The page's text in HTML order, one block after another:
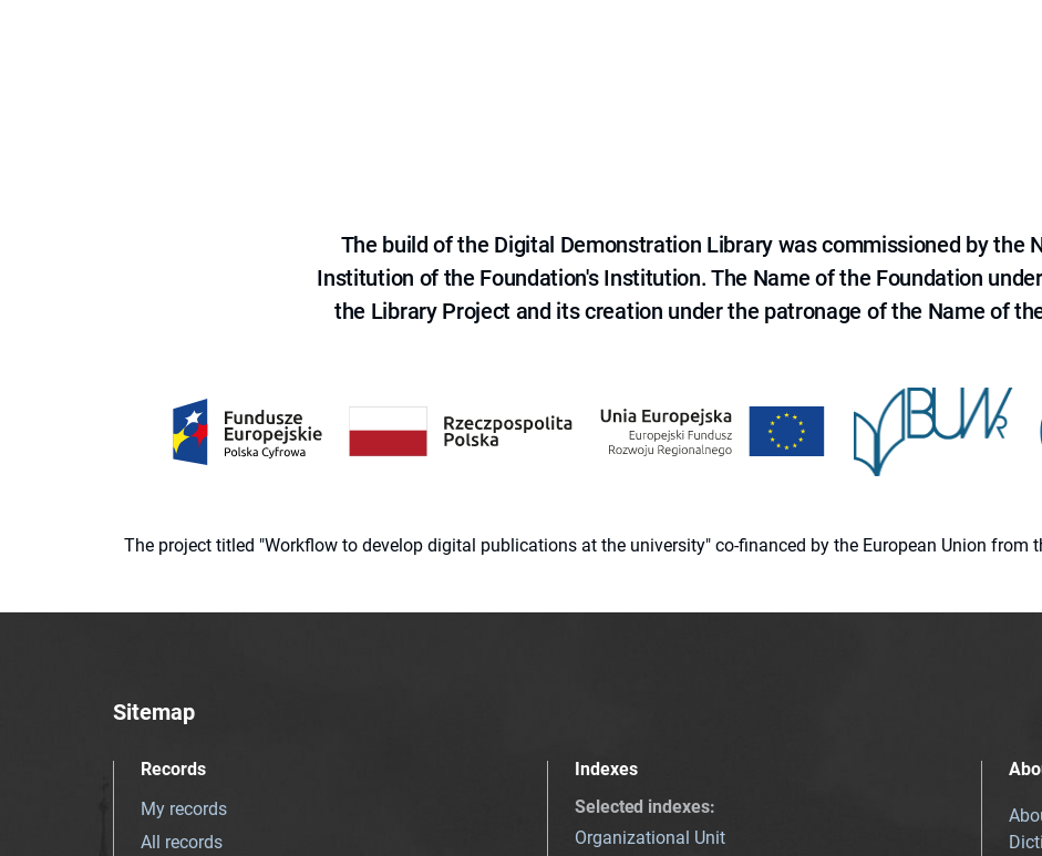
The build of the Digital Demonstration Library was commissioned by the
Institution of the Foundation's Institution. The Name of the Foundation
the Library Project and its creation under the patronage of the Name of
The project titled "Workflow to develop digital publications at the university" co-financed by the European Union from
Sitemap
Records
My records
All records
Indexes
Selected indexes:
Organizational Unit